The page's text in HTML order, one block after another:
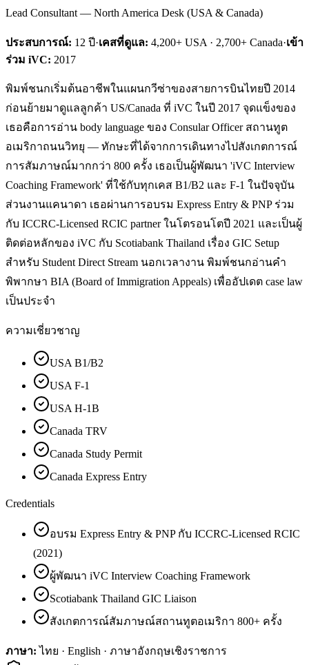
Lead Consultant — North America Desk (USA & Canada)
ประสบการณ์: 12 ปี·เคสที่ดูแล: 4,200+ USA · 2,700+ Canada·เข้า
ร่วม iVC: 2017
พิมพ์ชนกเริ่มต้นอาชีพในแผนกวีซ่าของสายการบินไทยปี 2014
ก่อนย้ายมาดูแลลูกค้า US/Canada ที่ iVC ในปี 2017 จุดแข็งของ
เธอคือการอ่าน body language ของ Consular Officer สถานทูต
อเมริกาถนนวิทยุ — ทักษะที่ได้จากการเดินทางไปสังเกตการณ์
การสัมภาษณ์มากกว่า 800 ครั้ง เธอเป็นผู้พัฒนา 'iVC Interview
Coaching Framework' ที่ใช้กับทุกเคส B1/B2 และ F-1 ในปัจจุบัน
ส่วนงานแคนาดา เธอผ่านการอบรม Express Entry & PNP ร่วม
กับ ICCRC-Licensed RCIC partner ในโตรอนโตปี 2021 และเป็นผู้
ติดต่อหลักของ iVC กับ Scotiabank Thailand เรื่อง GIC Setup
สำหรับ Student Direct Stream นอกเวลางาน พิมพ์ชนกอ่านคำ
พิพากษา BIA (Board of Immigration Appeals) เพื่ออัปเดต case law
เป็นประจำ
ความเชี่ยวชาญ
USA B1/B2
USA F-1
USA H-1B
Canada TRV
Canada Study Permit
Canada Express Entry
Credentials
อบรม Express Entry & PNP กับ ICCRC-Licensed RCIC
(2021)
ผู้พัฒนา iVC Interview Coaching Framework
Scotiabank Thailand GIC Liaison
สังเกตการณ์สัมภาษณ์สถานทูตอเมริกา 800+ ครั้ง
ภาษา: ไทย · English · ภาษาอังกฤษเชิงราชการ